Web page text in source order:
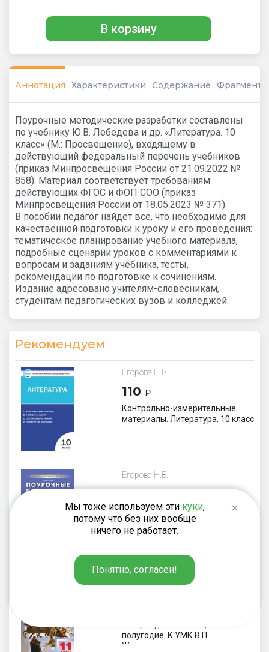
В корзину
Аннотация Характеристики Содержание Фрагмент
Поурочные методические разработки составлены
по учебнику Ю.В. Лебедева и др. «Литература. 10
класс» (М.: Просвещение), входящему в
действующий федеральный перечень учебников
(приказ Минпросвещения России от 21.09.2022 №
858). Материал соответствует требованиям
действующих ФГОС и ФОП СОО (приказ
Минпросвещения России от 18.05.2023 № 371).
В пособии педагог найдет все, что необходимо для
качественной подготовки к уроку и его проведения:
тематическое планирование учебного материала,
подробные сценарии уроков с комментариями к
вопросам и заданиям учебника, тесты,
рекомендации по подготовке к сочинениям.
Издание адресовано учителям-словесникам,
студентам педагогических вузов и колледжей.
Рекомендуем
Егорова Н.В.
110 ₽
Контрольно-измерительные
материалы. Литература. 10 класс
Егорова Н.В.
Поурочные разработки по
русскому языку. 10 класс. К
старому УМК А.И. Власенкова,
полугодие. К УМК В.П.
Журавлева
Мы тоже используем эти куки,
потому что без них вообще
ничего не работает.
Понятно, согласен!